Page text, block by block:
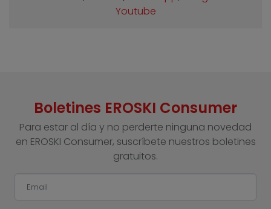
Youtube
Boletines EROSKI Consumer
Para estar al día y no perderte ninguna novedad
en EROSKI Consumer, suscríbete nuestros boletines
gratuitos.